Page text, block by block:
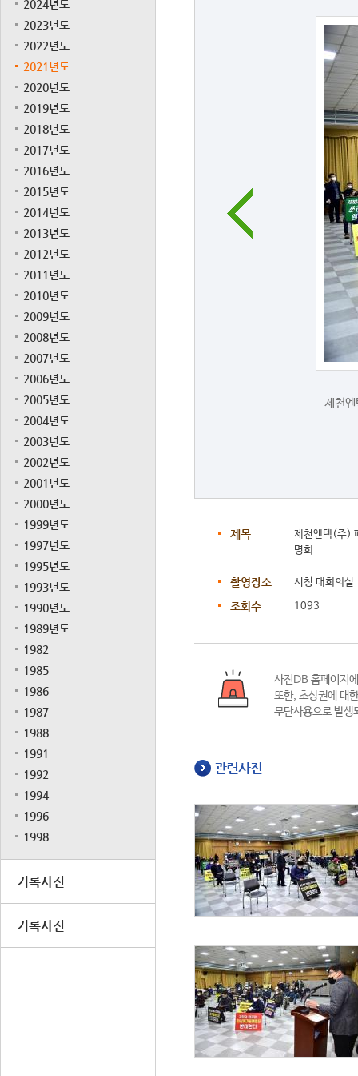
2024년도
2023년도
2022년도
2021년도
2020년도
2019년도
2018년도
2017년도
2016년도
2015년도
2014년도
2013년도
2012년도
2011년도
2010년도
2009년도
2008년도
2007년도
2006년도
2005년도
2004년도
2003년도
2002년도
2001년도
2000년도
1999년도
1997년도
1995년도
1993년도
1990년도
1989년도
1982
1985
1986
1987
1988
1991
1992
1994
1996
1998
기록사진
기록사진
제천
제목
제천엔텍(주)
명회
촬영장소 시청 대회의실
조회수 1093
사진DB 홈페이지
또한, 초상권에 대
무단사용으로 발생
관련사진